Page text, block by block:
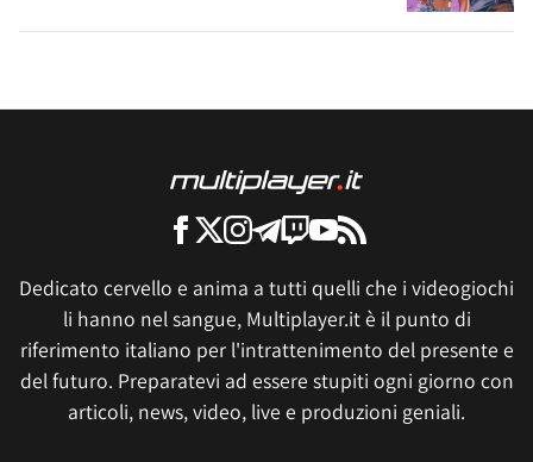
Dedicato cervello e anima a tutti quelli che i videogiochi
li hanno nel sangue, Multiplayer.it è il punto di
riferimento italiano per l'intrattenimento del presente e
del futuro. Preparatevi ad essere stupiti ogni giorno con
articoli, news, video, live e produzioni geniali.